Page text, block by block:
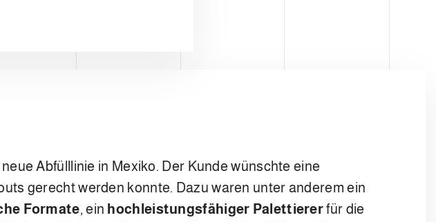
Abfülllinie in Mexiko. Der Kunde wünschte eine
gerecht werden konnte. Dazu waren unter anderem ein
Formate, ein hochleistungsfähiger Palettiererfür die